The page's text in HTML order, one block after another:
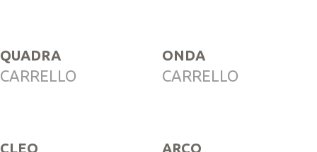
QUADRA
CARRELLO
ONDA
CARRELLO
CLEO ARCO